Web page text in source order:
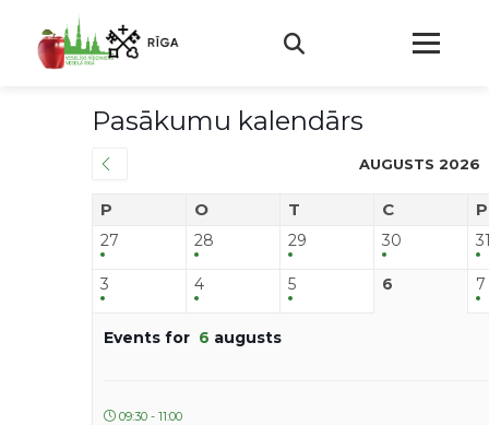
Pasākumu kalendārs
AUGUSTS 2026
P O T C
27 28 29 30
3 4 5 6 7
Events for 6 augusts
09:30 - 11:00